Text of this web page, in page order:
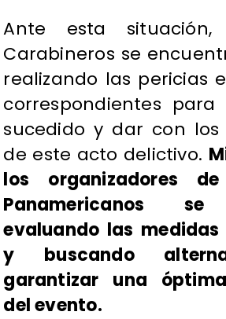
Ante esta
Carabineros se
realizando las pericias
correspondientes
sucedido y dar con los
de este acto delictivo.
los organizadores
Panamericanos se
evaluando las
y buscando
garantizar una
del evento.